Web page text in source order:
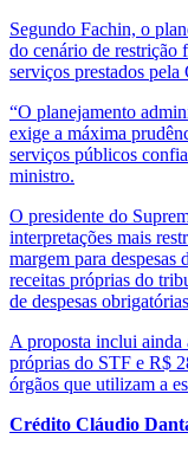
Segundo Fachin, o
do cenário de restrição
serviços prestados pela
“O planejamento
exige a máxima
serviços públicos
ministro.
O presidente do
interpretações mais
margem para despesas
receitas próprias do
de despesas
A proposta inclui ainda
próprias do STF e R$
órgãos que utilizam a
Crédito Cláudio